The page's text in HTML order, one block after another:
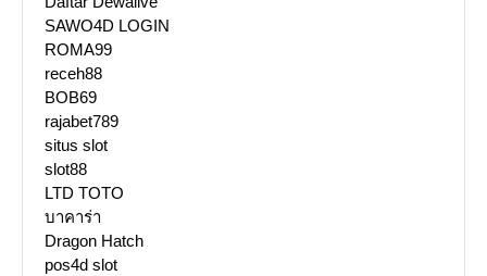
SAWO4D LOGIN
ROMA99
receh88
BOB69
rajabet789
situs slot
slot88
LTD TOTO
บาคาร่า
Dragon Hatch
pos4d slot